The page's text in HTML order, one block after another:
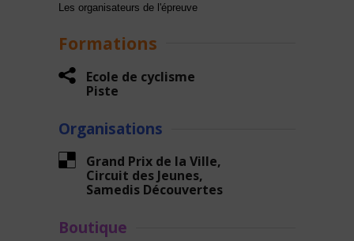
Les organisateurs de l'épreuve
Formations
2
Ecole de cyclisme
Piste
Organisations
6
Grand Prix de la Ville,
Circuit des Jeunes,
Samedis Découvertes
Boutique